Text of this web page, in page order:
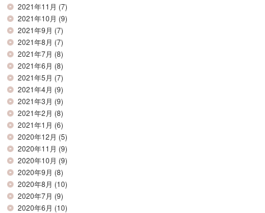
2021年11月 (7)
2021年10月 (9)
2021年9月 (7)
2021年8月 (7)
2021年7月 (8)
2021年6月 (8)
2021年5月 (7)
2021年4月 (9)
2021年3月 (9)
2021年2月 (8)
2021年1月 (6)
2020年12月 (5)
2020年11月 (9)
2020年10月 (9)
2020年9月 (8)
2020年8月 (10)
2020年7月 (9)
2020年6月 (10)